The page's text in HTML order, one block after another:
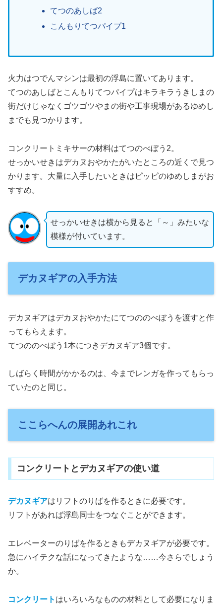
てつのあしば2
こんもりてつパイプ1
火力はつでんマシンは最初の浮島に置いてあります。
てつのあしばとこんもりてつパイプはキラキラうきしまの
街だけじゃなくゴツゴツやまの街や工事現場があるゆめし
までも見つかります。
コンクリートミキサーの材料はてつのべぼう2。
せっかいせきはデカヌおやかたがいたところの近くで見つ
かります。大量に入手したいときはピッピのゆめしまがお
すすめ。
せっかいせきは横から見ると「～」みたいな
模様が付いています。
デカヌギアの入手方法
デカヌギアはデカヌおやかたにてつののべぼうを渡すと作
ってもらえます。
てつののべぼう1本につきデカヌギア3個です。
しばらく時間がかかるのは、今までレンガを作ってもらっ
ていたのと同じ。
ここらへんの展開あれこれ
コンクリートとデカヌギアの使い道
デカヌギアはリフトのりばを作るときに必要です。
リフトがあれば浮島同士をつなぐことができます。
エレベーターのりばを作るときもデカヌギアが必要です。
急にハイテクな話になってきたような……今さらでしょう
か。
コンクリート はいろいろなものの材料として必要になりま